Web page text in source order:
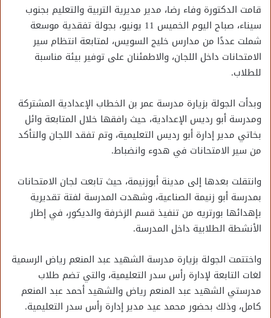
قامت الدكتورة وفاء رضا، مدير مديرية التربية والتعليم بجنوب
سيناء، صباح اليوم الخميس 11 يونيو، بجولة تفقدية موسعة
شملت عددًا من مدارس خليج السويس، لمتابعة انتظام سير
الامتحانات داخل اللجان، والاطمئنان على توفير بيئة مناسبة
للطلاب.
وبدأت الجولة بزيارة مدرسة عمر بن الخطاب الإعدادية المشتركة
ومدرسة أبو رديس الإعدادية، حيث رافقها خلال المتابعة وائل
بخاتي مدير إدارة أبو رديس التعليمية، وتم تفقد اللجان والتأكد
من سير الامتحانات في هدوء وانضباط.
وانتقلت بعدها إلى مدينة أبوزنيمة، حيث تابعت لجان الامتحانات
بمدرسة أبو زنيمة الصناعية، وشهدت المدرسة لفتة تقديرية
بإهدائها بورتريه من تنفيذ قسم الزخرفة والديكور، في إطار
الأنشطة الطلابية داخل المدرسة.
واختتمت الجولة بزيارة مدرسة الشهيد عبد المنعم رياض الرسمية
لغات التابعة لإدارة رأس سدر التعليمية، والتي تضم طلاب
مدرستي الشهيد عبد المنعم رياض والشهيد أحمد عبد المنعم
كامل، وذلك بحضور محمد عيد مدير إدارة رأس سدر التعليمية.